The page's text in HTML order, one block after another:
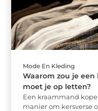
Mode En Kleding
Waarom zou je
moet je op letten?
Een kraammand
manier om kersverse